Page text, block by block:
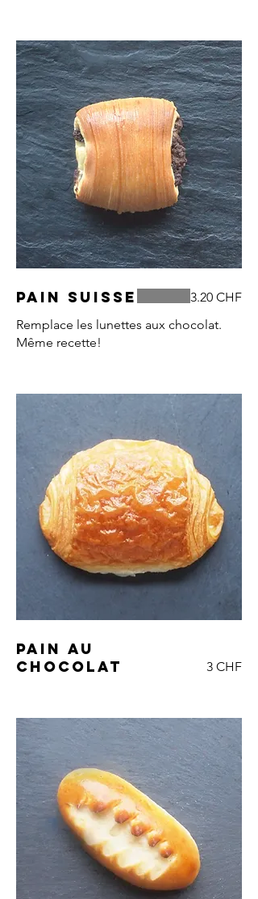
Pain suisse
Remplace les lunettes aux chocolat.
Même recette!
3.20 CHF
Pain au
chocolat
3 CHF